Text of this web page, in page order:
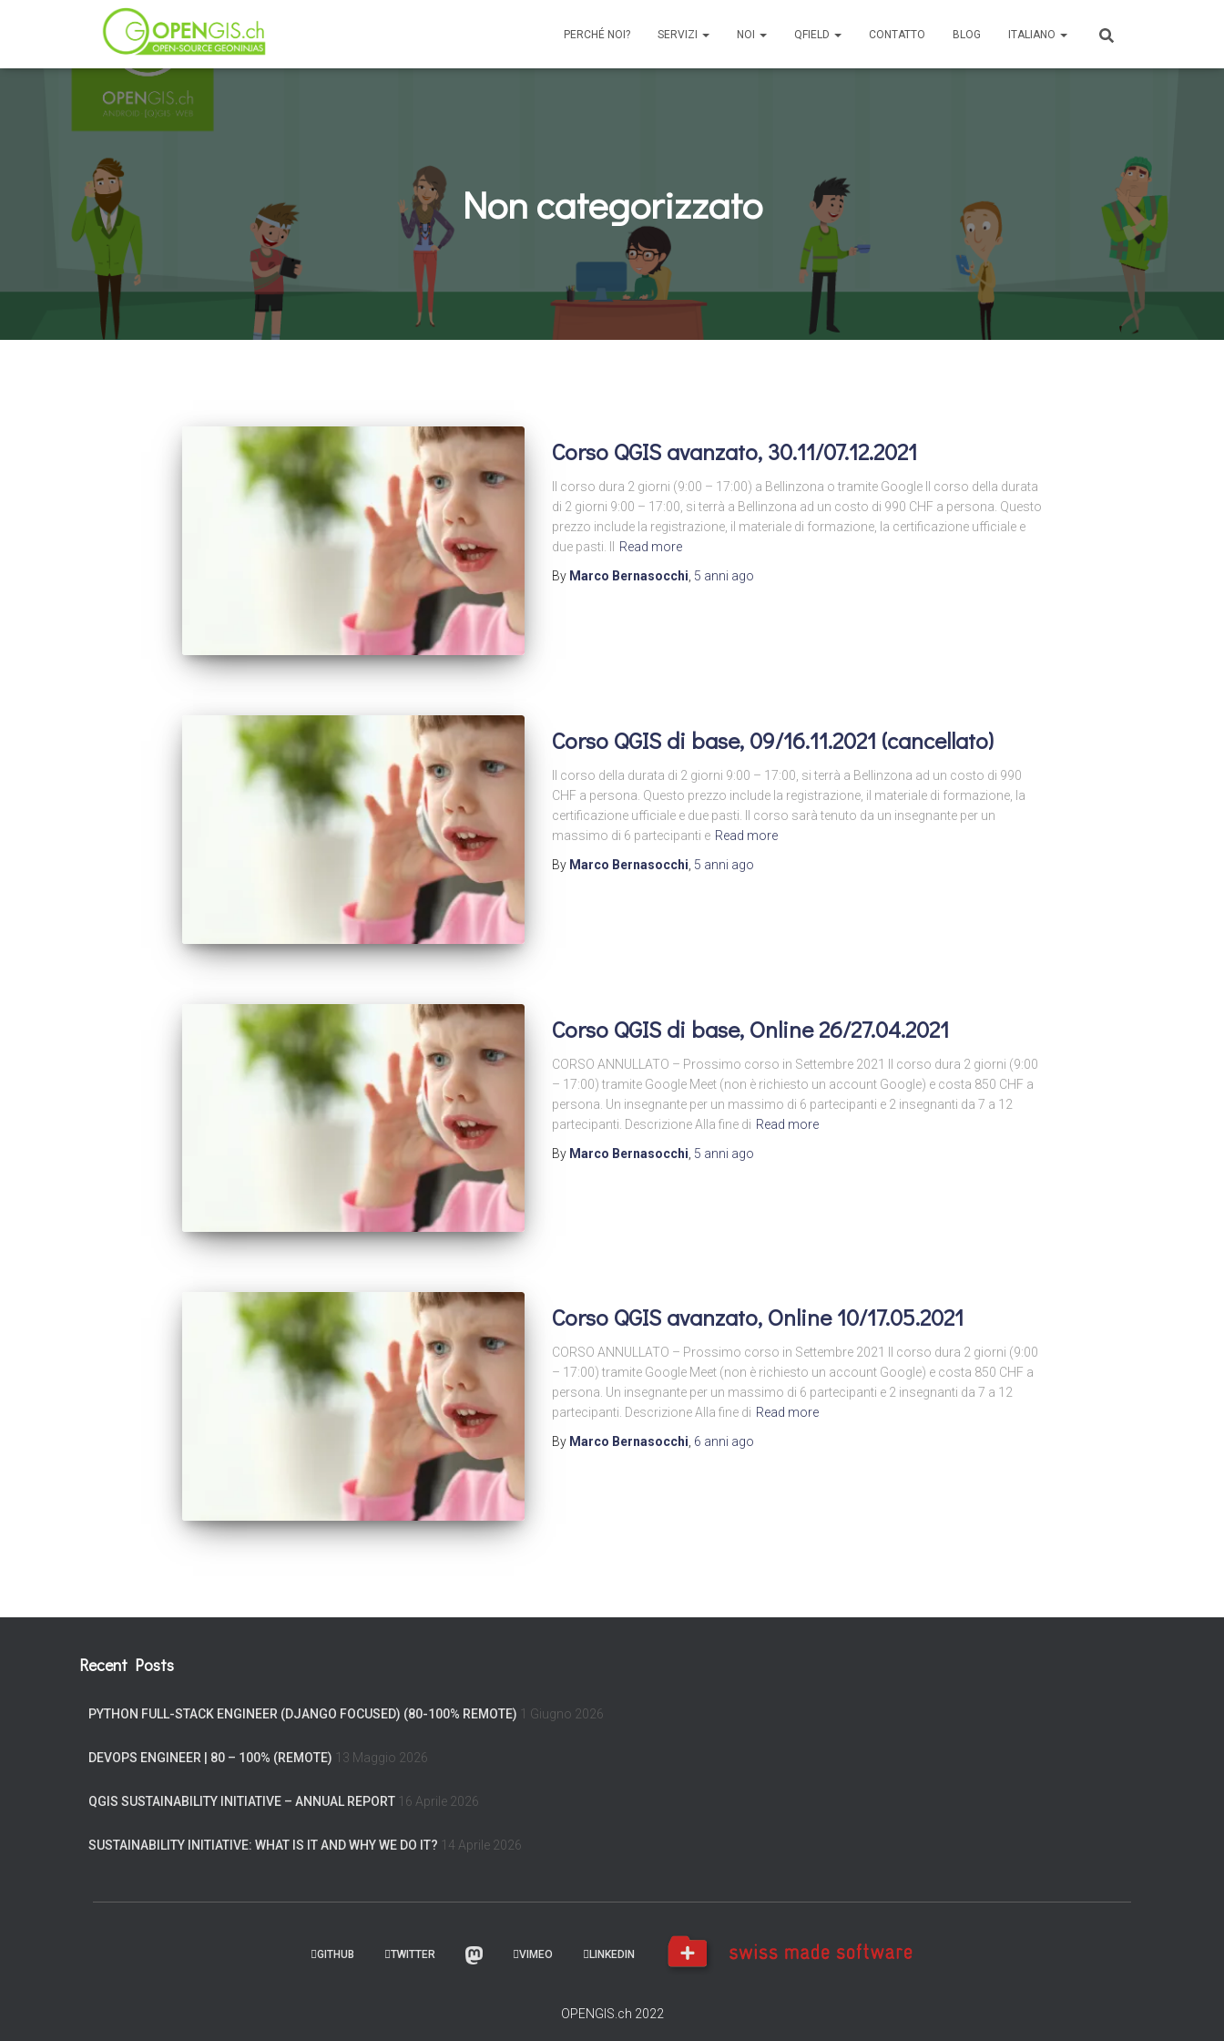
PERCHÉ NOI? SERVIZI NOI QFIELD CONTATTO BLOG ITALIANO
Non categorizzato
Corso QGIS avanzato, 30.11/07.12.2021
Il corso dura 2 giorni (9:00 – 17:00) a Bellinzona o tramite Google Il corso della durata
di 2 giorni 9:00 – 17:00, si terrà a Bellinzona ad un costo di 990 CHF a persona. Questo
prezzo include la registrazione, il materiale di formazione, la certificazione ufficiale e
due pasti. Il
Read more
By Marco Bernasocchi 5 anni ago
Corso QGIS di base, 09/16.11.2021 (cancellato)
Il corso della durata di 2 giorni 9:00 – 17:00, si terrà a Bellinzona ad un costo di 990
CHF a persona. Questo prezzo include la registrazione, il materiale di formazione, la
certificazione ufficiale e due pasti. Il corso sarà tenuto da un insegnante per un
massimo di 6 partecipanti e Read more
By Marco Bernasocchi 5 anni ago
Corso QGIS di base, Online 26/27.04.2021
CORSO ANNULLATO – Prossimo corso in Settembre 2021 Il corso dura 2 giorni (9:00
– 17:00) tramite Google Meet (non è richiesto un account Google) e costa 850 CHF a
persona. Un insegnante per un massimo di 6 partecipanti e 2 insegnanti da 7 a 12
partecipanti. Descrizione Alla fine di Read more
By Marco Bernasocchi 5 anni ago
Corso QGIS avanzato, Online 10/17.05.2021
CORSO ANNULLATO – Prossimo corso in Settembre 2021 Il corso dura 2 giorni (9:00
– 17:00) tramite Google Meet (non è richiesto un account Google) e costa 850 CHF a
persona. Un insegnante per un massimo di 6 partecipanti e 2 insegnanti da 7 a 12
partecipanti. Descrizione Alla fine di Read more
By Marco Bernasocchi, 6 anni ago
Recent Posts
PYTHON FULL-STACK ENGINEER (DJANGO FOCUSED) (80-100% REMOTE) 1 Giugno 2026
DEVOPS ENGINEER | 80 – 100% (REMOTE) 13 Maggio 2026
QGIS SUSTAINABILITY INITIATIVE – ANNUAL REPORT 16 Aprile 2026
SUSTAINABILITY INITIATIVE: WHAT IS IT AND WHY WE DO IT? 14 Aprile 2026
GITHUB TWITTER VIMEO LINKEDIN
OPENGIS.ch 2022